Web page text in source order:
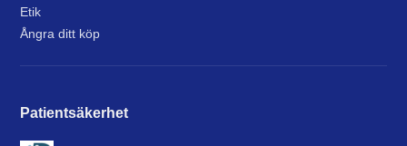
Etik
Ångra ditt köp
Patientsäkerhet